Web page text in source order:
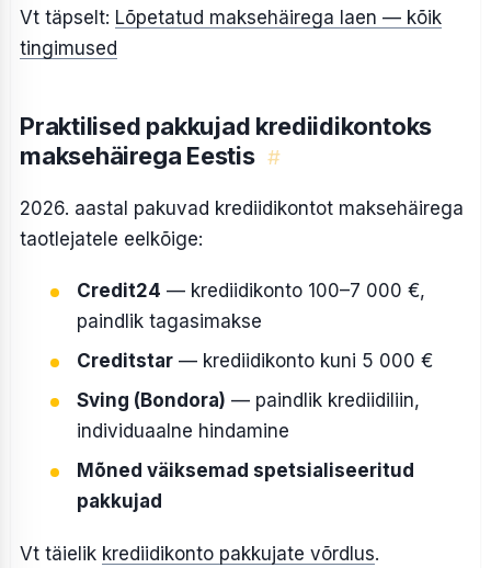
Vt täpselt: Lõpetatud maksehäirega laen — kõik
tingimused
Praktilised pakkujad krediidikontoks
maksehäirega Eestis #
2026. aastal pakuvad krediidikontot maksehäirega
taotlejatele eelkõige:
Credit24 — krediidikonto 100–7 000 €,
paindlik tagasimakse
Creditstar— krediidikonto kuni 5 000 €
Sving (Bondora) — paindlik krediidiliin,
individuaalne hindamine
Mõned väiksemad spetsialiseeritud
pakkujad
Vt täielik krediidikonto pakkujate võrdlus.